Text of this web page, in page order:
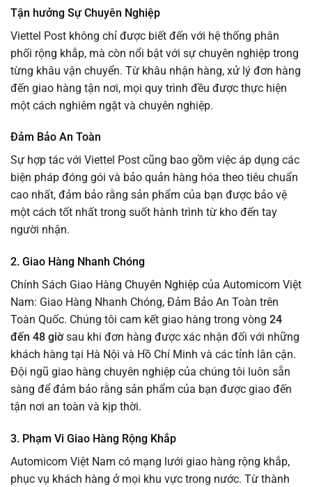
Tận hưởng Sự Chuyên Nghiệp
Viettel Post không chỉ được biết đến với hệ thống phân
phối rộng khắp, mà còn nổi bật với sự chuyên nghiệp trong
từng khâu vận chuyển. Từ khâu nhận hàng, xử lý đơn hàng
đến giao hàng tận nơi, mọi quy trình đều được thực hiện
một cách nghiêm ngặt và chuyên nghiệp.
Đảm Bảo An Toàn
Sự hợp tác với Viettel Post cũng bao gồm việc áp dụng các
biện pháp đóng gói và bảo quản hàng hóa theo tiêu chuẩn
cao nhất, đảm bảo rằng sản phẩm của bạn được bảo vệ
một cách tốt nhất trong suốt hành trình từ kho đến tay
người nhận.
2. Giao Hàng Nhanh Chóng
Chính Sách Giao Hàng Chuyên Nghiệp của Automicom Việt
Nam: Giao Hàng Nhanh Chóng, Đảm Bảo An Toàn trên
Toàn Quốc. Chúng tôi cam kết giao hàng trong vòng 24
đến 48 giờsau khi đơn hàng được xác nhận đối với những
khách hàng tại Hà Nội và Hồ Chí Minh và các tỉnh lân cận.
Đội ngũ giao hàng chuyên nghiệp của chúng tôi luôn sẵn
sàng để đảm bảo rằng sản phẩm của bạn được giao đến
tận nơi an toàn và kịp thời.
3. Phạm Vi Giao Hàng Rộng Khắp
Automicom Việt Nam có mạng lưới giao hàng rộng khắp,
phục vụ khách hàng ở mọi khu vực trong nước. Từ thành